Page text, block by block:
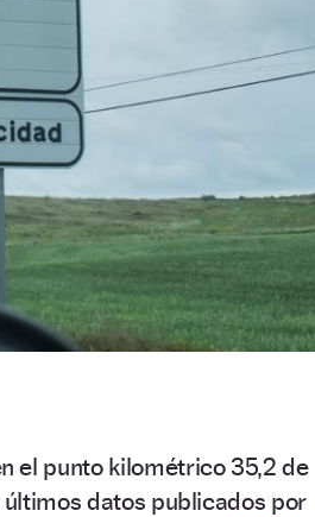
el punto kilométrico 35,2 de
últimos datos publicados por